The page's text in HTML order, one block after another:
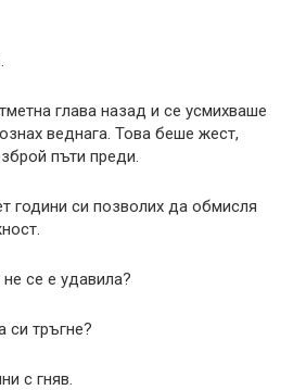
глава назад и се усмихваше
веднага. Това беше жест,
пъти преди.
години си позволих да обмисля
се е удавила?
си тръгне?
с гняв.